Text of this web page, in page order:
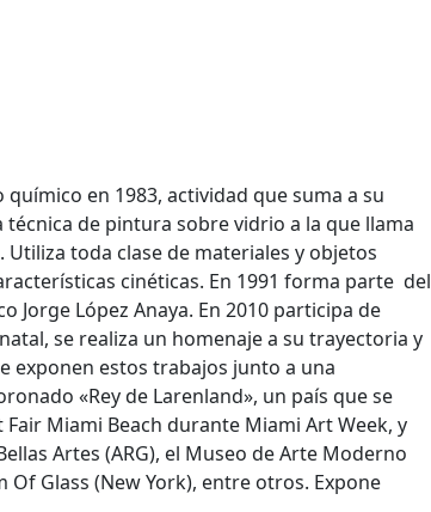
en 1983, actividad que suma a su
de pintura sobre vidrio a la que llama
Utiliza toda clase de materiales y objetos
cinéticas. En 1991 forma parte del
Jorge López Anaya. En 2010 participa de
se realiza un homenaje a su trayectoria y
exponen estos trabajos junto a una
«Rey de Larenland», un país que se
Miami Beach durante Miami Art Week, y
Artes (ARG), el Museo de Arte Moderno
Of Glass (New York), entre otros. Expone